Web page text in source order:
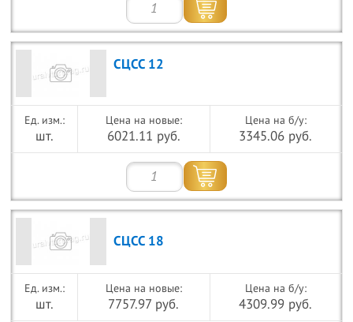
СЦСС 12
шт.
Цена на новые:
6021.11 руб.
Цена на б/у:
3345.06 руб.
СЦСС 18
шт.
Цена на новые:
7757.97 руб.
Цена на б/у:
4309.99 руб.